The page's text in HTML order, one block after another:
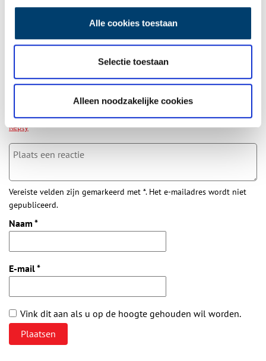
Alle cookies toestaan
Selectie toestaan
Alleen noodzakelijke cookies
Leendert die te Antwerpen in een ton vanuit de gevangenis
daar ik kan dat tussenstukje niet vinden .ohh wat had ik
graag bij de lezing willen zijn . Is het ook met een stream te
beluisteren. Of komt het op papier . Woon helaas te ver weg
niet naar huis komen. Hoop van u te horen.groet Sylvia
Siekman plevier
Reply
Vereiste velden zijn gemarkeerd met *. Het e-mailadres wordt niet
gepubliceerd.
Naam *
E-mail*
Vink dit aan als u op de hoogte gehouden wil worden.